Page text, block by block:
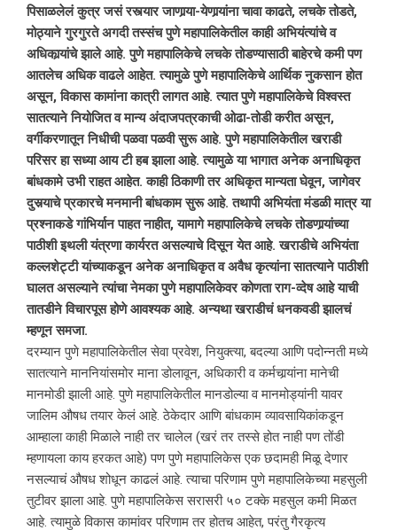
पिसाळलेलं कुत्र जसं रस्त्यार जाणार्‍या-येणार्‍यांना चावा काढते, लचके तोडते,
मोठ्याने गुरगुरते अगदी तस्संच पुणे महापालिकेतील काही अभियंत्यांचे व
अधिकार्‍यांचे झाले आहे. पुणे महापालिकेचे लचके तोडण्यासाठी बाहेरचे कमी पण
आतलेच अधिक वाढले आहेत. त्यामुळे पुणे महापालिकेचे आर्थिक नुकसान होत
असून, विकास कामांना कात्री लागत आहे. त्यात पुणे महापालिकेचे विश्‍वस्त
सातत्याने नियोजित व मान्य अंदाजपत्रकाची ओढा-तोडी करीत असून,
वर्गीकरणातून निधीची पळवा पळवी सुरू आहे. पुणे महापालिकेतील खराडी
परिसर हा सध्या आय टी हब झाला आहे. त्यामुळे या भागात अनेक अनाधिकृत
बांधकामे उभी राहत आहेत. काही ठिकाणी तर अधिकृत मान्यता घेवून, जागेवर
दुसर्‍याचे प्रकारचे मनमानी बांधकाम सुरू आहे. तथापी अभियंता मंडळी मात्र या
प्रश्‍नाकडे गांभिर्यान पाहत नाहीत, यामागे महापालिकेचे लचके तोडणार्‍यांच्या
पाठीशी इथली यंत्रणा कार्यरत असल्याचे दिसून येत आहे. खराडीचे अभियंता
कल्लशेट्टी यांच्याकडून अनेक अनाधिकृत व अवैध कृत्यांना सातत्याने पाठीशी
घालत असल्याने त्यांचा नेमका पुणे महापालिकेवर कोणता राग-व्देष आहे याची
तातडीने विचारपूस होणे आवश्यक आहे. अन्यथा खराडीचं धनकवडी झालचं
म्हणून समजा.
दरम्यान पुणे महापालिकेतील सेवा प्रवेश, नियुक्त्या, बदल्या आणि पदोन्नती मध्ये
सातत्याने माननियांसमोर माना डोलावून, अधिकारी व कर्मचार्‍यांना मानेची
मानमोडी झाली आहे. पुणे महापालिकेतील मानडोल्या व मानमोड्यांनी यावर
जालिम औषध तयार केलं आहे. ठेकेदार आणि बांधकाम व्यावसायिकांकडून
आम्हाला काही मिळाले नाही तर चालेल (खरं तर तस्से होत नाही पण तोंडी
म्हणायला काय हरकत आहे) पण पुणे महापालिकेस एक छदामही मिळू देणार
नसल्याचं औषध शोधून काढलं आहे. त्याचा परिणाम पुणे महापालिकेच्या महसुली
तुटीवर झाला आहे. पुणे महापालिकेस सरासरी ५० टक्के महसुल कमी मिळत
आहे. त्यामुळे विकास कामांवर परिणाम तर होतच आहेत, परंतु गैरकृत्य